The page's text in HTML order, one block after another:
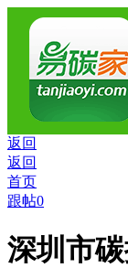
返回
返回
首页
跟帖0
深圳市